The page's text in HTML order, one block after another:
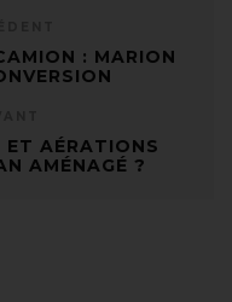
: MARION
ET AÉRATIONS
AMÉNAGÉ ?